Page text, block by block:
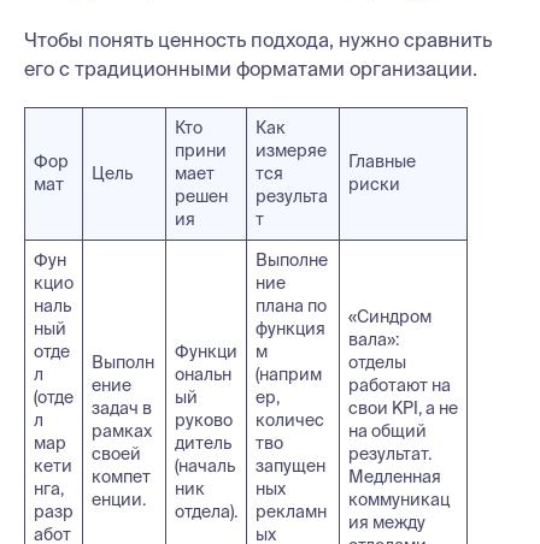
Чтобы понять ценность подхода, нужно сравнить
его с традиционными форматами организации.
Фор
мат
Цель
Кто
прини
мает
решен
ия
Как
измеряе
тся
результа
т
Главные
риски
Фун
кцио
наль
ный
отде
л
(отде
л
мар
кети
нга,
разр
абот
Выполн
ение
задач в
рамках
своей
компет
енции.
Функци
ональн
ый
руково
дитель
(началь
ник
отдела).
Выполне
ние
плана по
функция
м
(наприм
ер,
количес
тво
запущен
ных
рекламн
ых
«Синдром
вала»:
отделы
работают на
свои KPI, а не
на общий
результат.
Медленная
коммуникац
ия между